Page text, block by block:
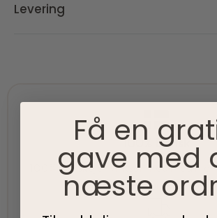
Levering
100% Dansk
100% danskejet virksomhed med
Vi værner om vores lokale
Få en
gave med
næste